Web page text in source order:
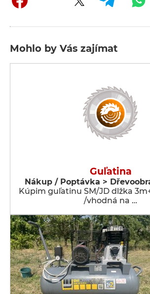
Mohlo by Vás zajímat
Guľatina
Nákup / Poptávka >
Kúpim guľatinu SM/JD dlžka
/vhodná na …